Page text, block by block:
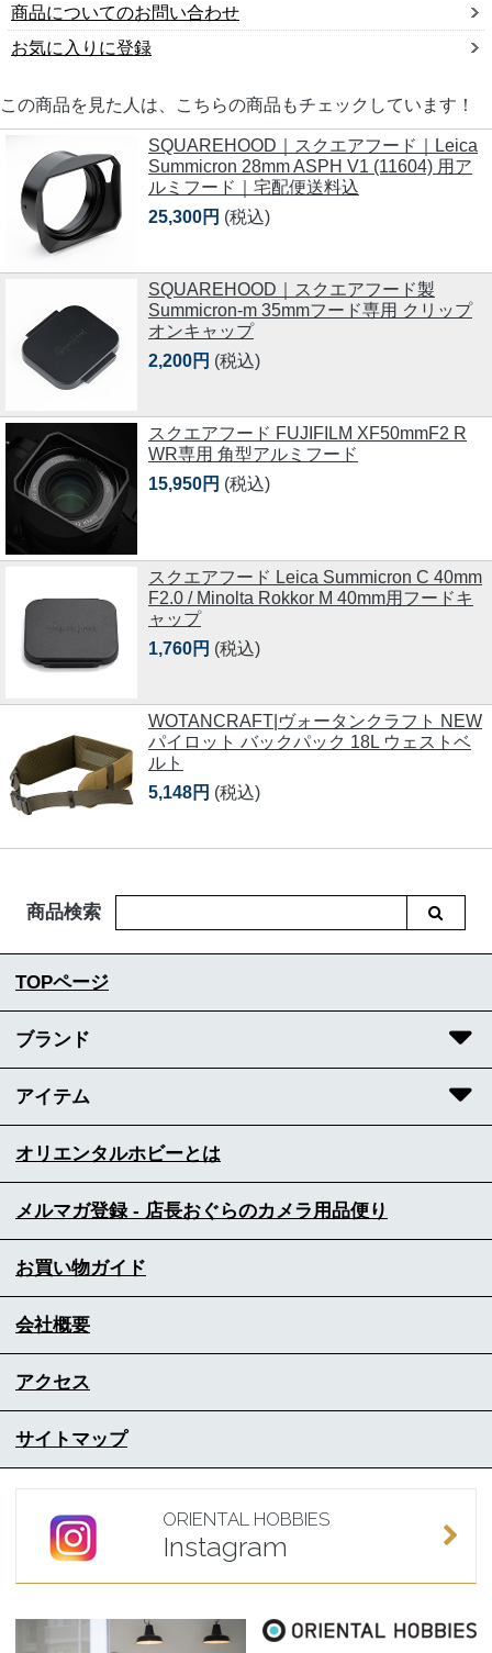
商品についてのお問い合わせ
お気に入りに登録
この商品を見た人は、こちらの商品もチェックしています！
SQUAREHOOD｜スクエアフード｜Leica
Summicron 28mm ASPH V1 (11604) 用ア
ルミフード｜宅配便送料込
25,300円 (税込)
SQUAREHOOD｜スクエアフード製
Summicron-m 35mmフード専用 クリップ
オンキャップ
2,200円 (税込)
スクエアフード FUJIFILM XF50mmF2 R
WR専用 角型アルミフード
15,950円 (税込)
スクエアフード Leica Summicron C 40mm
F2.0 / Minolta Rokkor M 40mm用フードキ
ャップ
1,760円 (税込)
WOTANCRAFT|ヴォータンクラフト NEW
パイロット バックパック 18L ウェストベ
ルト
5,148円 (税込)
商品検索
TOPページ
ブランド
アイテム
オリエンタルホビーとは
メルマガ登録 - 店長おぐらのカメラ用品便り
お買い物ガイド
会社概要
アクセス
サイトマップ
ORIENTAL HOBBIES
Instagram